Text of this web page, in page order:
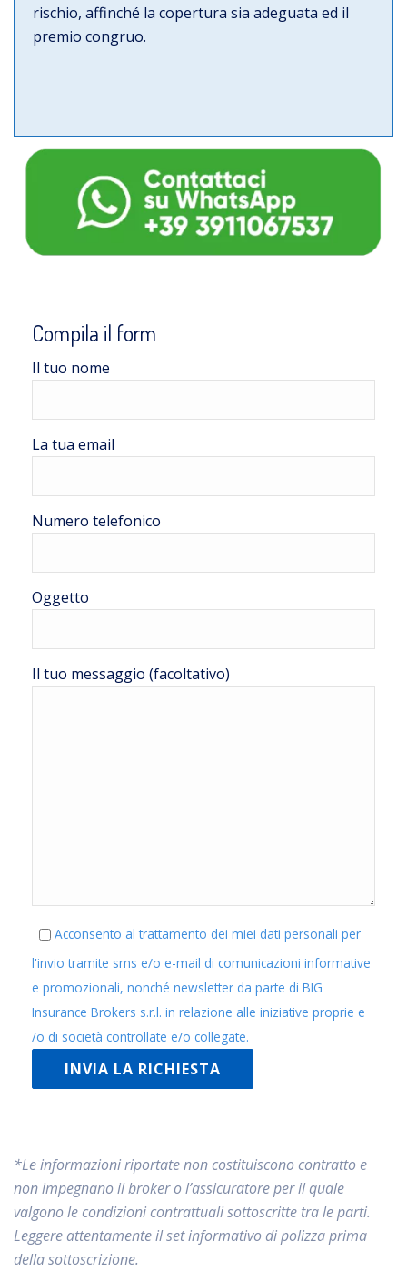
rischio, affinché la copertura sia adeguata ed il
premio congruo.
Compila il form
Il tuo nome
La tua email
Numero telefonico
Oggetto
Il tuo messaggio (facoltativo)
Acconsento al trattamento dei miei dati personali per
l'invio tramite sms e/o e-mail di comunicazioni informative
e promozionali, nonché newsletter da parte di BIG
Insurance Brokers s.r.l. in relazione alle iniziative proprie e
/o di società controllate e/o collegate.
*Le informazioni riportate non costituiscono contratto e
non impegnano il broker o l’assicuratore per il quale
valgono le condizioni contrattuali sottoscritte tra le parti.
Leggere attentamente il set informativo di polizza prima
della sottoscrizione.